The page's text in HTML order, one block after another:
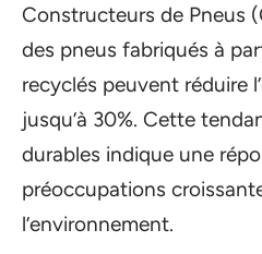
Constructeurs de Pneus
des pneus fabriqués à
recyclés peuvent réduire
jusqu’à 30%. Cette
durables indique une
préoccupations
l’environnement.